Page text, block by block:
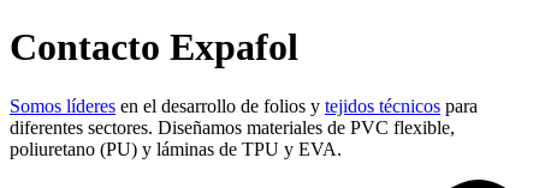
Contacto Expafol
Somos líderes en el desarrollo de folios y tejidos técnicos para
diferentes sectores. Diseñamos materiales de PVC flexible,
poliuretano (PU) y láminas de TPU y EVA.